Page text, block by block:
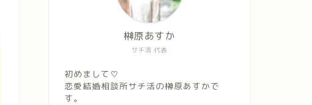
サチ活 代表
榊原あすか
初めまして♡
恋愛結婚相談所サチ活の榊原あすかで
す。